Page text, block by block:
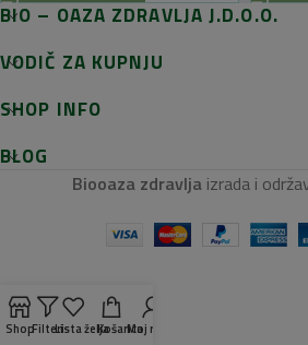
BIO – OAZA ZDRAVLJA J.D.O.O.
VODIČ ZA KUPNJU
SHOP INFO
BLOG
Biooaza zdravlja izrada i
ShopFilteriLista željaKošaricaMoj račun